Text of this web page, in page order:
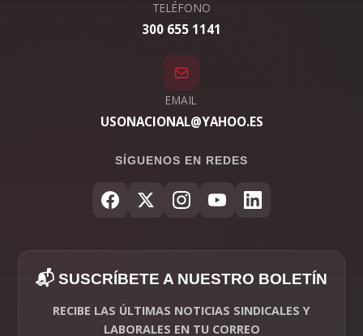
TELÉFONO
300 655 1141
EMAIL
USONACIONAL@YAHOO.ES
SÍGUENOS EN REDES
📬 SUSCRÍBETE A NUESTRO BOLETÍN
RECIBE LAS ÚLTIMAS NOTICIAS SINDICALES Y
LABORALES EN TU CORREO